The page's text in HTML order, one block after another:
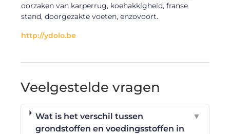
oorzaken van karperrug, koehakkigheid, franse
stand, doorgezakte voeten, enzovoort.
http://ydolo.be
Veelgestelde vragen
Wat is het verschil tussen
grondstoffen en voedingsstoffen in
▼